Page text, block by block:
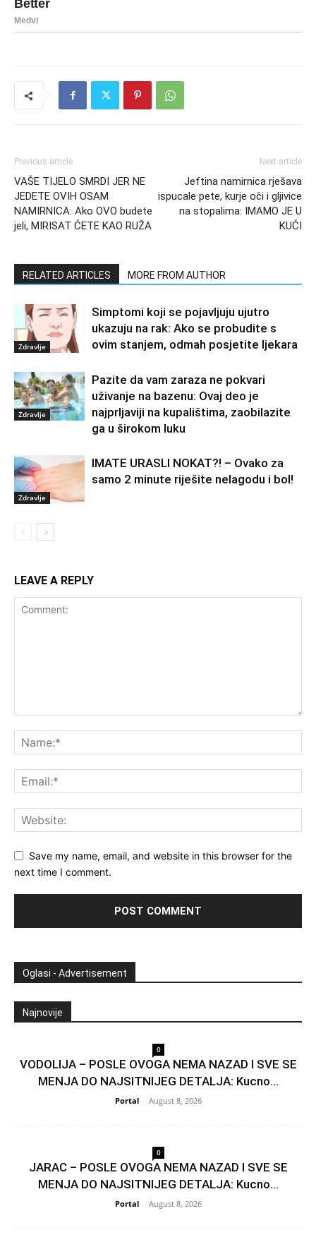
Previous article
VAŠE TIJELO SMRDI JER NE
JEDETE OVIH OSAM
NAMIRNICA: Ako OVO budete
jeli, MIRISAT ĆETE KAO RUŽA
Next article
Jeftina namirnica rješava
ispucale pete, kurje oči i gljivice
na stopalima: IMAMO JE U
KUĆI
RELATED ARTICLES MORE FROM AUTHOR
Zdravlje
Simptomi koji se pojavljuju ujutro
ukazuju na rak: Ako se probudite s
ovim stanjem, odmah posjetite ljekara
Zdravlje
Pazite da vam zaraza ne pokvari
uživanje na bazenu: Ovaj deo je
najprljaviji na kupalištima, zaobilazite
ga u širokom luku
Zdravlje
IMATE URASLI NOKAT?! – Ovako za
samo 2 minute riješite nelagodu i bol!
LEAVE A REPLY
Save my name, email, and website in this browser for the
next time I comment.
Oglasi - Advertisement
Najnovije
0
VODOLIJA – POSLE OVOGA NEMA NAZAD I SVE SE
MENJA DO NAJSITNIJEG DETALJA: Kucno...
Portal - August 8, 2026
0
JARAC – POSLE OVOGA NEMA NAZAD I SVE SE
MENJA DO NAJSITNIJEG DETALJA: Kucno...
Portal - August 8, 2026